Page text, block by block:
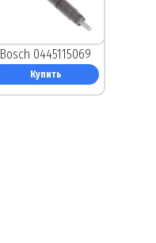
Купить
Bosch 0445115069